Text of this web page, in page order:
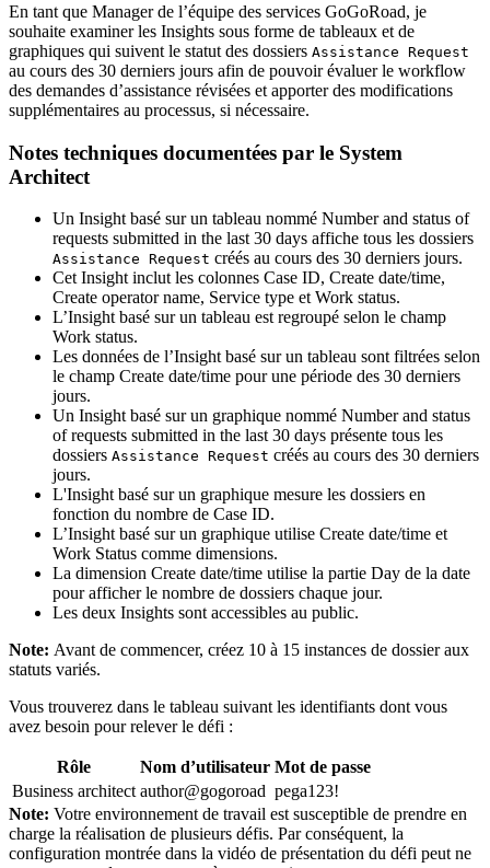
En tant que Manager de l’équipe des services GoGoRoad, je
souhaite examiner les Insights sous forme de tableaux et de
graphiques qui suivent le statut des dossiers Assistance Request
au cours des 30 derniers jours afin de pouvoir évaluer le workflow
des demandes d’assistance révisées et apporter des modifications
supplémentaires au processus, si nécessaire.
Notes techniques documentées par le System
Architect
Un Insight basé sur un tableau nommé Number and status of
requests submitted in the last 30 days affiche tous les dossiers
Assistance Request créés au cours des 30 derniers jours.
Cet Insight inclut les colonnes Case ID, Create date/time,
Create operator name, Service type etWork status.
L’Insight basé sur un tableau est regroupé selon le champ
Work status.
Les données de l’Insight basé sur un tableau sont filtrées selon
le champ Create date/time pour une période des 30 derniers
jours.
Un Insight basé sur un graphique nommé Number and status
of requests submitted in the last 30 days présente tous les
dossiers Assistance Request créés au cours des 30 derniers
jours.
L'Insight basé sur un graphique mesure les dossiers en
fonction du nombre de Case ID.
L’Insight basé sur un graphique utilise Create date/time et
Work Status comme dimensions.
La dimension Create date/time utilise la partie Day de la date
pour afficher le nombre de dossiers chaque jour.
Les deux Insights sont accessibles au public.
Note: Avant de commencer, créez 10 à 15 instances de dossier aux
statuts variés.
Vous trouverez dans le tableau suivant les identifiants dont vous
avez besoin pour relever le défi :
Rôle Nom d’utilisateur Mot de passe
Business architect author@gogoroad pega123!
Note: Votre environnement de travail est susceptible de prendre en
charge la réalisation de plusieurs défis. Par conséquent, la
configuration montrée dans la vidéo de présentation du défi peut ne